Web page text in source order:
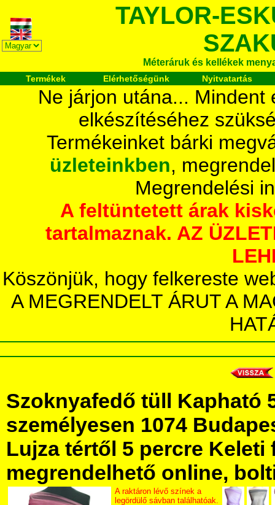
TAYLOR-
Méteráruk és kellékek
Termékek Elérhetőségünk Nyitvatartás
Ne járjon utána...
elkészítéséhez
Termékeinket bárki
üzleteinkben,
Megrendelési
A feltüntetett árak
tartalmaznak. AZ
Köszönjük, hogy felkereste
A MEGRENDELT ÁRUT A
Szoknyafedő tüll Kapható
személyesen 1074
Lujza tértől 5 percre Keleti
megrendelhető online,
A raktáron lévő színek a
legördülő sávban találhatóak.